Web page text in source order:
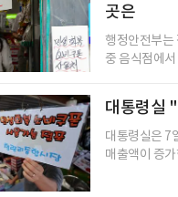
곳은
행정안전부는
중 음식점에
대통령실
대통령실은 7
매출액이 증